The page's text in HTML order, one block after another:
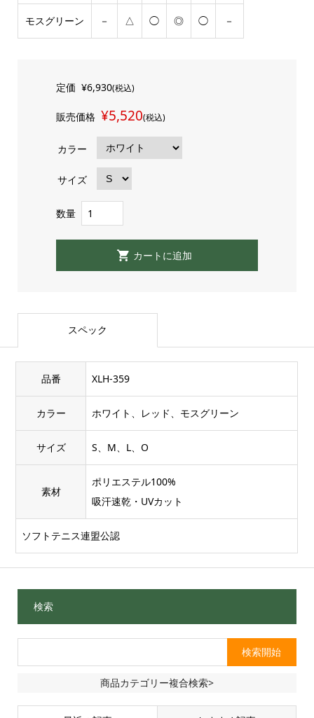
モスグリーン － △ ◯ ◎ ◯ －
定価 ¥6,930(税込)
販売価格 ¥5,520(税込)
カラー
サイズ
数量
スペック
品番 XLH-359
カラー ホワイト、レッド、モスグリーン
サイズ S、M、L、O
素材
ポリエステル100%
吸汗速乾・UVカット
ソフトテニス連盟公認
検索
商品カテゴリー複合検索>